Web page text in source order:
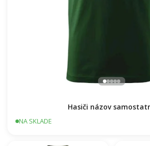
Hasiči názov
NA SKLADE